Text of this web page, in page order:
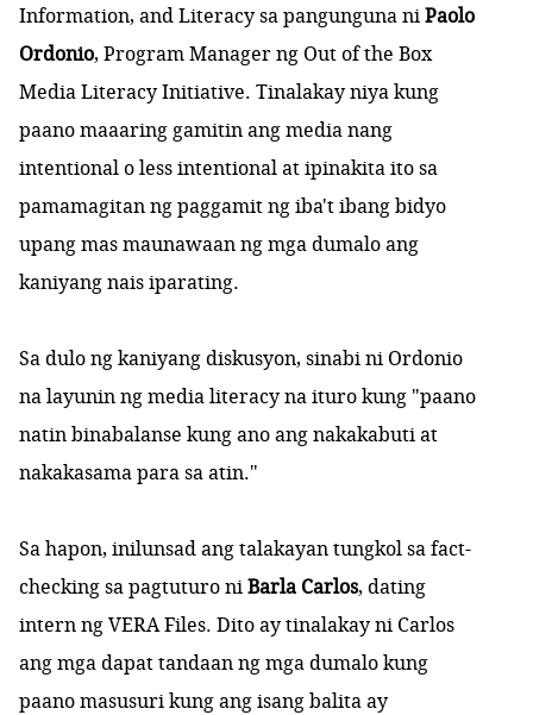
Information, and Literacy sa pangunguna niPaolo
Ordonio, Program Manager ng Out of the Box
Media Literacy Initiative. Tinalakay niya kung
paano maaaring gamitin ang media nang
intentional o less intentional at ipinakita ito sa
pamamagitan ng paggamit ng iba't ibang bidyo
upang mas maunawaan ng mga dumalo ang
kaniyang nais iparating.
Sa dulo ng kaniyang diskusyon, sinabi ni Ordonio
na layunin ng media literacy na ituro kung "paano
natin binabalanse kung ano ang nakakabuti at
nakakasama para sa atin."
Sa hapon, inilunsad ang talakayan tungkol sa fact-
checking sa pagtuturo niBarla Carlos, dating
intern ng VERA Files. Dito ay tinalakay ni Carlos
ang mga dapat tandaan ng mga dumalo kung
paano masusuri kung ang isang balita ay